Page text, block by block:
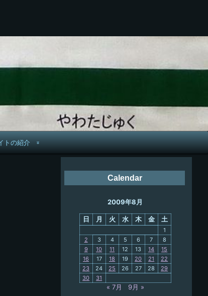
トの紹介
Calendar
2009年8月
日 月 火 水 木 金 土
1
2
3 4 5 6 7
8
9
10 11 12 13 14
15
16
17 18 19 20 21
22
23
24 25 26 27 28
29
30
31
« 7月 9月 »